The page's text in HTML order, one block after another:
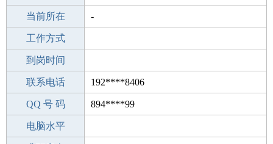
所学专业 -
当前所在 -
工作经验
工作方式
驾 照
到岗时间
期望月薪
联系电话 192****8406
手机号码 192****8406
QQ 号 码 894****99
微信号码
电脑水平